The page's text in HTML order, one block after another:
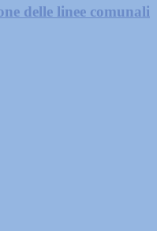
delle linee comunali